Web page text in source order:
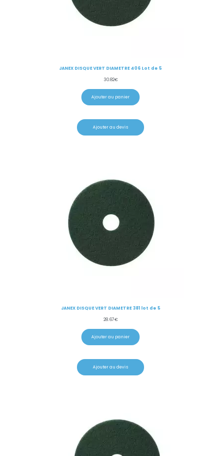
JANEX DISQUE VERT DIAMETRE 406 Lot de 5
30.82€
Ajouter au panier
Ajouter au devis
JANEX DISQUE VERT DIAMETRE 381 lot de 5
28.67€
Ajouter au panier
Ajouter au devis